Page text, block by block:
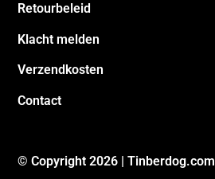
Retourbeleid
Klacht melden
Verzendkosten
Contact
© Copyright 2026 | Tinberdog.com